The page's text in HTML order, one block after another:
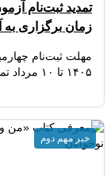
زمان برگزاری به
مهلت ثبت‌نام
۱۴۰۵ تا ۱۰ مرداد تمدید شد و زمان برگزاری به ۱۵ آبان تغییر یافت.
خبر مهم دوم